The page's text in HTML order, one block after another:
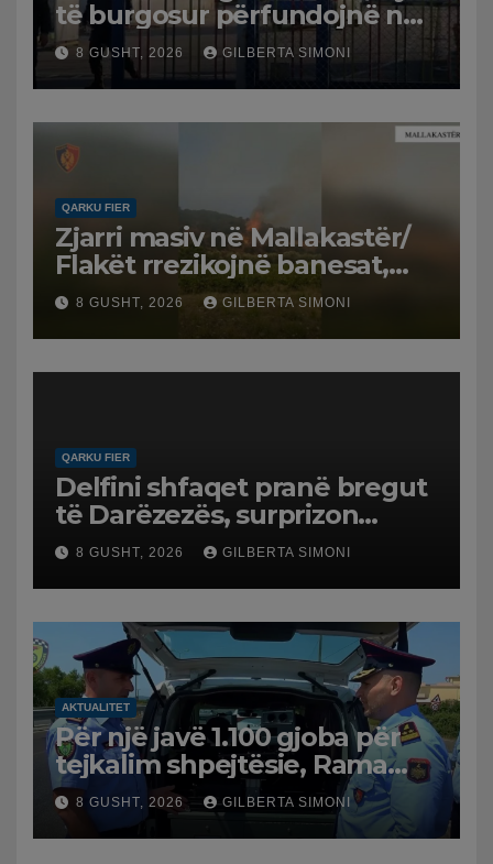
të burgosur përfundojnë në
spital
8 GUSHT, 2026 GILBERTA SIMONI
QARKU FIER
Zjarri masiv në Mallakastër/
Flakët rrezikojnë banesat,
Policia evakuon disa familje
në Koilac
8 GUSHT, 2026 GILBERTA SIMONI
QARKU FIER
Delfini shfaqet pranë bregut
të Darëzezës, surprizon
pushuesit dhe banorët
8 GUSHT, 2026 GILBERTA SIMONI
AKTUALITET
Për një javë 1.100 gjoba për
tejkalim shpejtësie, Rama
publikon videon: Kamerat e
trafikut së shpejti në
funksion
8 GUSHT, 2026 GILBERTA SIMONI